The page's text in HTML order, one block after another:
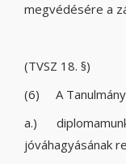
megvédésére a
(TVSZ 18. §)
(6) A
a.)
jóváhagyásának